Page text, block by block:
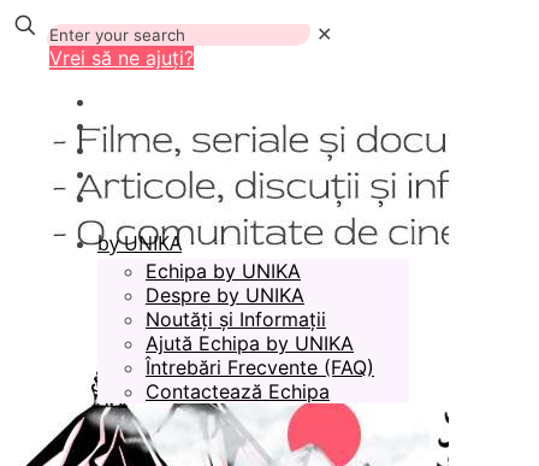
✕
Vrei să ne ajuți?
by UNIKA
Echipa by UNIKA
Despre by UNIKA
Noutăți și Informații
Ajută Echipa by UNIKA
Întrebări Frecvente (FAQ)
Contactează Echipa